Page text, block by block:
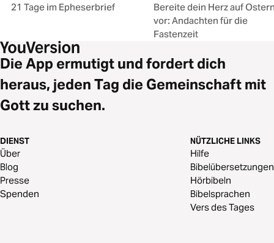
21 Tage im Epheserbrief
Bereite dein Herz auf
vor: Andachten für die
Fastenzeit
Die App ermutigt und fordert dich
heraus, jeden Tag die Gemeinschaft mit
Gott zu suchen.
DIENST
Über
Blog
Presse
Spenden
NÜTZLICHE LINKS
Hilfe
Bibelübersetzungen
Hörbibeln
Bibelsprachen
Vers des Tages